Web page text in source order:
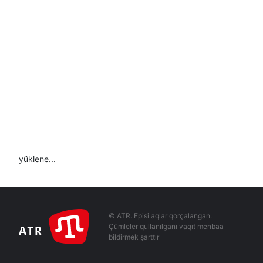
yüklene...
© ATR. Episi aqlar qorçalangan.
Çümleler qullanılganı vaqıt menbaa
bildirmek şarttır